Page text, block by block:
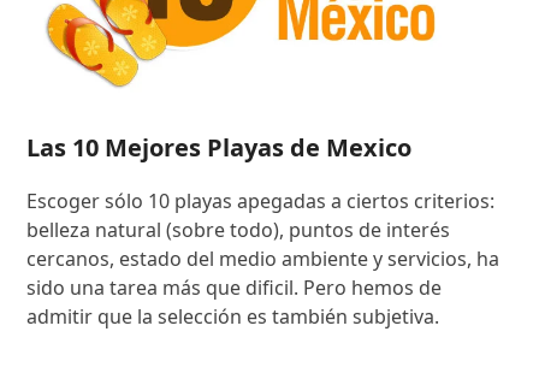
Las 10 Mejores Playas de Mexico
Escoger sólo 10 playas apegadas a ciertos criterios:
belleza natural (sobre todo), puntos de interés
cercanos, estado del medio ambiente y servicios, ha
sido una tarea más que dificil. Pero hemos de
admitir que la selección es también subjetiva.